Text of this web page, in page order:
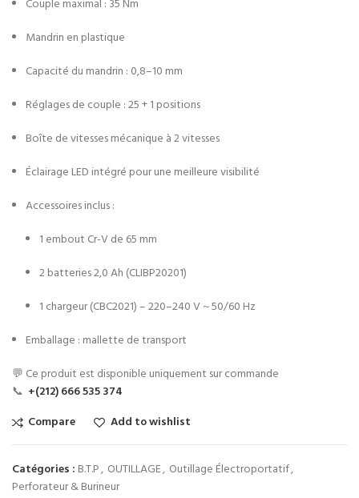
Couple maximal : 35 Nm
Mandrin en plastique
Capacité du mandrin : 0,8–10 mm
Réglages de couple : 25 + 1 positions
Boîte de vitesses mécanique à 2 vitesses
Éclairage LED intégré pour une meilleure visibilité
Accessoires inclus :
1 embout Cr-V de 65 mm
2 batteries 2,0 Ah (CLIBP20201)
1 chargeur (CBC2021) – 220–240 V ~ 50/60 Hz
Emballage : mallette de transport
💬 Ce produit est disponible uniquement sur commande
📞 +(212) 666 535 374
Compare
Add to wishlist
Catégories : B.T.P, OUTILLAGE, Outillage Électroportatif,
Perforateur & Burineur